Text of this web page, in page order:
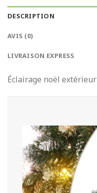
DESCRIPTION
AVIS (0)
LIVRAISON EXPRESS
Éclairage noël extérieur